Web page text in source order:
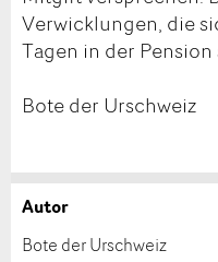
Verwicklungen, die
Tagen in der
Bote der Urschweiz
Anzeige
Anzeige
Autor
Bote der Urschweiz